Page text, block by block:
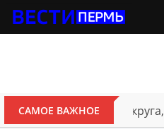
САМОЕ ВАЖНОЕ
Октябрьского